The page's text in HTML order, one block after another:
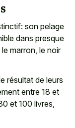
son pelage
dans presque
marron, le noir
résultat de leurs
entre 18 et
et 100 livres,